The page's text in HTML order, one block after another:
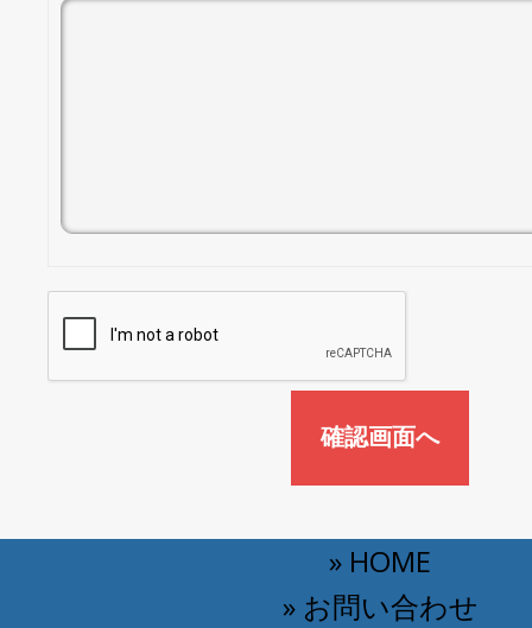
» HOME
» お問い合わせ